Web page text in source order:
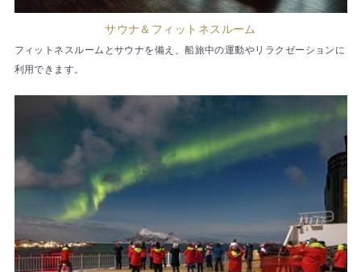
サウナ＆フィットネスルーム
フィットネスルームとサウナを備え、船旅中の運動やリラクゼーションに
利用できます。